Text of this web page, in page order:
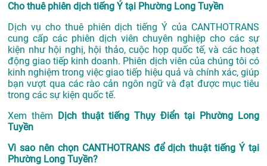
Cho thuê phiên dịch tiếng Ý tại Phường Long Tuyền
Dịch vụ cho thuê phiên dịch tiếng Ý của CANTHOTRANS
cung cấp các phiên dịch viên chuyên nghiệp cho các sự
kiện như hội nghị, hội thảo, cuộc họp quốc tế, và các hoạt
động giao tiếp kinh doanh. Phiên dịch viên của chúng tôi có
kinh nghiệm trong việc giao tiếp hiệu quả và chính xác, giúp
bạn vượt qua các rào cản ngôn ngữ và đạt được mục tiêu
trong các sự kiện quốc tế.
Xem thêm
Dịch thuật tiếng Thụy Điển tại Phường Long
Tuyền
Vì sao nên chọn CANTHOTRANS để dịch thuật tiếng Ý tại
Phường Long Tuyền?